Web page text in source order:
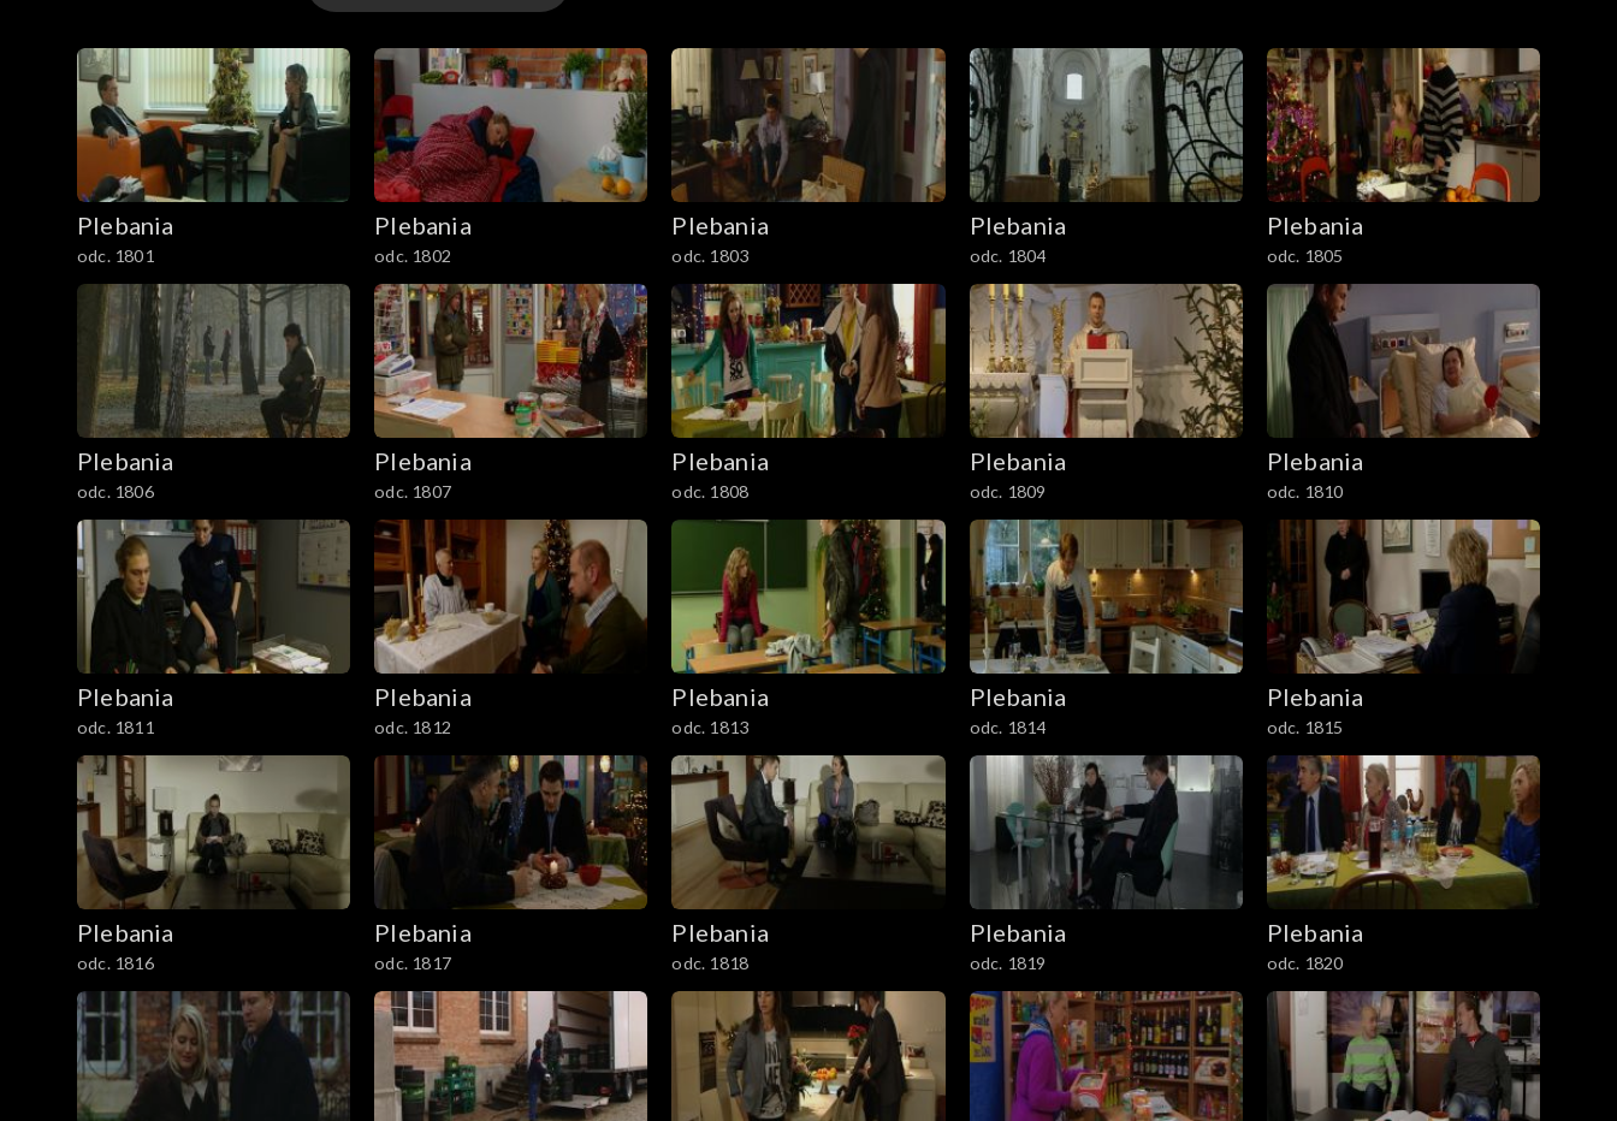
1–100
101–200
201–300
301–400
401–500
501–600
601–700
701–800
801-900
901-1000
1001-1100
1101-1200
1201-1300
1301-1400
1401-1500
1501-1600
1601-1700
1701-1800
Plebania
odc. 1801
Plebania
odc. 1802
Plebania
odc. 1803
Plebania
odc. 1804
Plebania
odc. 1805
Plebania
odc. 1806
Plebania
odc. 1807
Plebania
odc. 1808
Plebania
odc. 1809
Plebania
odc. 1810
Plebania
odc. 1811
Plebania
odc. 1812
Plebania
odc. 1813
Plebania
odc. 1814
Plebania
odc. 1815
Plebania
odc. 1816
Plebania
odc. 1817
Plebania
odc. 1818
Plebania
odc. 1819
Plebania
odc. 1820